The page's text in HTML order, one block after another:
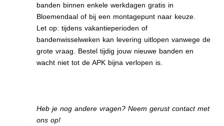
banden binnen enkele werkdagen gratis in
Bloemendaal of bij een montagepunt naar keuze.
Let op: tijdens vakantieperioden of
bandenwisselweken kan levering uitlopen vanwege de
grote vraag. Bestel tijdig jouw nieuwe banden en
wacht niet tot de APK bijna verlopen is.
Heb je nog andere vragen? Neem gerust contact met
ons op!